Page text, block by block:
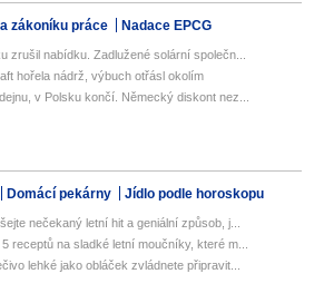
zákoníku práce Nadace EPCG
zrušil nabídku. Zadlužené solární společn...
hořela nádrž, výbuch otřásl okolím
v Polsku končí. Německý diskont nez...
Domácí pekárny Jídlo podle horoskopu
nečekaný letní hit a geniální způsob, j...
receptů na sladké letní moučníky, které m...
lehké jako obláček zvládnete připravit...